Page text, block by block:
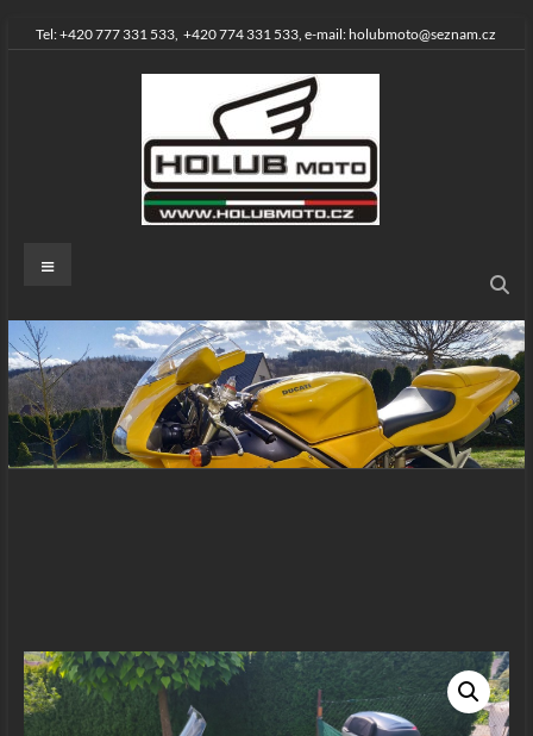
Skip
to
Tel: +420 777 331 533, +420 774 331 533, e-mail: holubmoto@seznam.cz
HOLUBMOTO
motocyklů
a
skútrů
Menu